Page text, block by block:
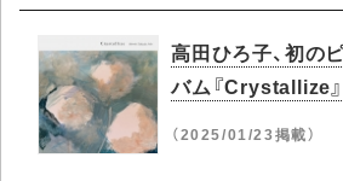
高田ひろ子、初の
バム『Crystallize
（2025/01/23掲載）